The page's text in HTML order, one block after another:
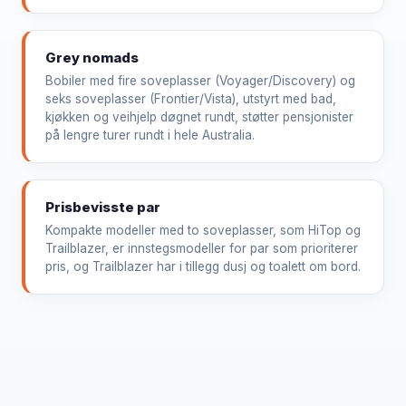
Grey nomads
Bobiler med fire soveplasser (Voyager/Discovery) og
seks soveplasser (Frontier/Vista), utstyrt med bad,
kjøkken og veihjelp døgnet rundt, støtter pensjonister
på lengre turer rundt i hele Australia.
Prisbevisste par
Kompakte modeller med to soveplasser, som HiTop og
Trailblazer, er innstegsmodeller for par som prioriterer
pris, og Trailblazer har i tillegg dusj og toalett om bord.